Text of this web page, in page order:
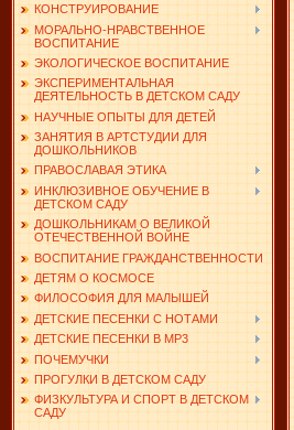
КОНСТРУИРОВАНИЕ
МОРАЛЬНО-НРАВСТВЕННОЕ
ВОСПИТАНИЕ
ЭКОЛОГИЧЕСКОЕ ВОСПИТАНИЕ
ЭКСПЕРИМЕНТАЛЬНАЯ
ДЕЯТЕЛЬНОСТЬ В ДЕТСКОМ САДУ
НАУЧНЫЕ ОПЫТЫ ДЛЯ ДЕТЕЙ
ЗАНЯТИЯ В АРТСТУДИИ ДЛЯ
ДОШКОЛЬНИКОВ
ПРАВОСЛАВАЯ ЭТИКА
ИНКЛЮЗИВНОЕ ОБУЧЕНИЕ В
ДЕТСКОМ САДУ
ДОШКОЛЬНИКАМ О ВЕЛИКОЙ
ОТЕЧЕСТВЕННОЙ ВОЙНЕ
ВОСПИТАНИЕ ГРАЖДАНСТВЕННОСТИ
ДЕТЯМ О КОСМОСЕ
ФИЛОСОФИЯ ДЛЯ МАЛЫШЕЙ
ДЕТСКИЕ ПЕСЕНКИ С НОТАМИ
ДЕТСКИЕ ПЕСЕНКИ В MP3
ПОЧЕМУЧКИ
ПРОГУЛКИ В ДЕТСКОМ САДУ
ФИЗКУЛЬТУРА И СПОРТ В ДЕТСКОМ
САДУ